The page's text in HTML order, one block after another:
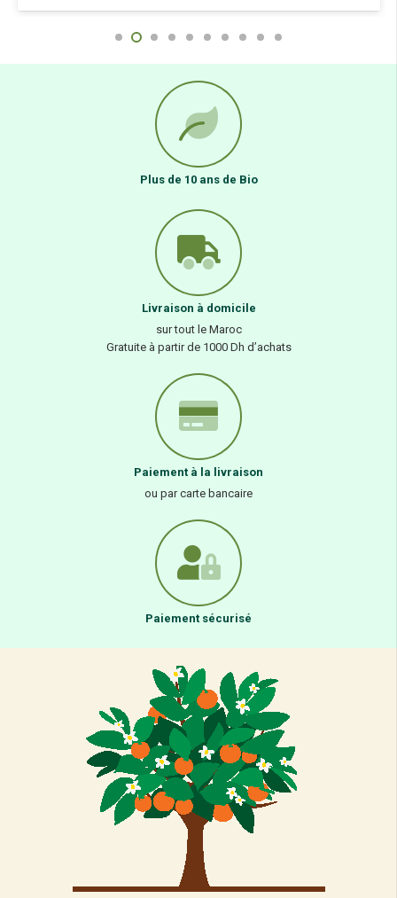
Plus de 10 ans de Bio
Livraison à domicile
sur tout le Maroc
Gratuite à partir de 1000 Dh d’achats
Paiement à la livraison
ou par carte bancaire
Paiement sécurisé